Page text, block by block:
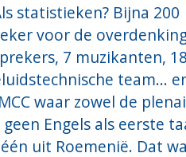
statistieken? Bijna 200
voor de
7 muzikanten, 18
team...
waar zowel de
Engels als eerste
uit Roemenië. Dat